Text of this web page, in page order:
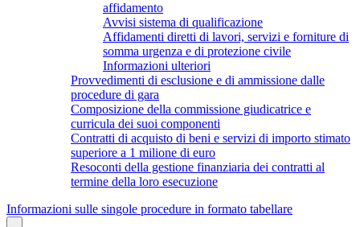
affidamento
Avvisi sistema di qualificazione
Affidamenti diretti di lavori, servizi e forniture di
somma urgenza e di protezione civile
Informazioni ulteriori
Provvedimenti di esclusione e di ammissione dalle
procedure di gara
Composizione della commissione giudicatrice e
curricula dei suoi componenti
Contratti di acquisto di beni e servizi di importo stimato
superiore a 1 milione di euro
Resoconti della gestione finanziaria dei contratti al
termine della loro esecuzione
Informazioni sulle singole procedure in formato tabellare